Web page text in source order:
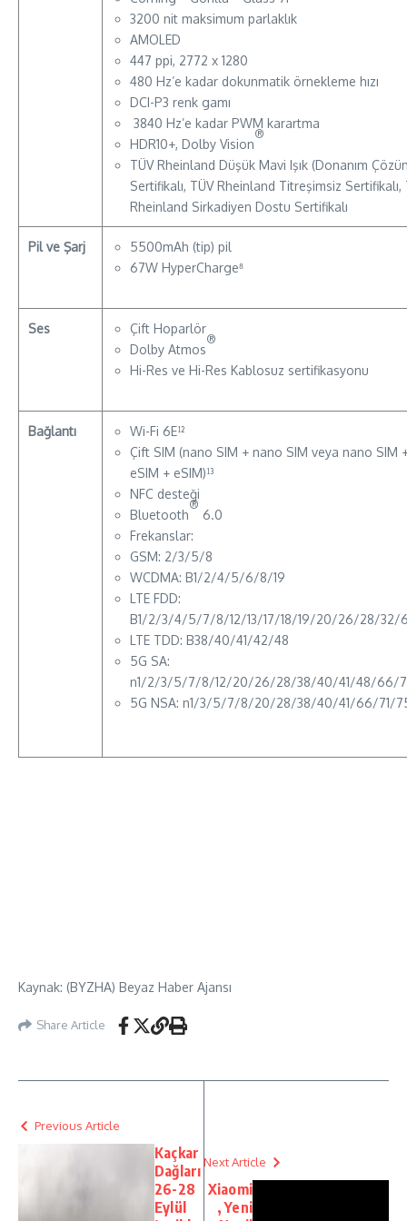
3200 nit maksimum parlaklık
AMOLED
447 ppi, 2772 x 1280
480 Hz’e kadar dokunmatik örnekleme hızı
DCI-P3 renk gamı
3840 Hz’e kadar PWM karartma
HDR10+, Dolby Vision
®
TÜV Rheinland Düşük Mavi Işık (Donanım
Sertifikalı, TÜV Rheinland Titreşimsiz Sertifikalı,
Rheinland Sirkadiyen Dostu Sertifikalı
Pil ve Şarj
5500mAh (tip) pil
67W HyperCharge⁸
Ses
Çift Hoparlör
Dolby Atmos
®
Hi-Res ve Hi-Res Kablosuz sertifikasyonu
Bağlantı
Wi-Fi 6E¹²
Çift SIM (nano SIM + nano SIM veya nano SIM
eSIM + eSIM)¹³
NFC desteği
Bluetooth
®
6.0
Frekanslar:
GSM: 2/3/5/8
WCDMA: B1/2/4/5/6/8/19
LTE FDD:
B1/2/3/4/5/7/8/12/13/17/18/19/20/26/28/32/
LTE TDD: B38/40/41/42/48
5G SA:
n1/2/3/5/7/8/12/20/26/28/38/40/41/48/66/
5G NSA: n1/3/5/7/8/20/28/38/40/41/66/71/
Kaynak: (BYZHA) Beyaz Haber Ajansı
Share Article
Previous Article
Kaçkar
Dağları
26-28
Eylül
Next Article
Xiaomi
, Yeni